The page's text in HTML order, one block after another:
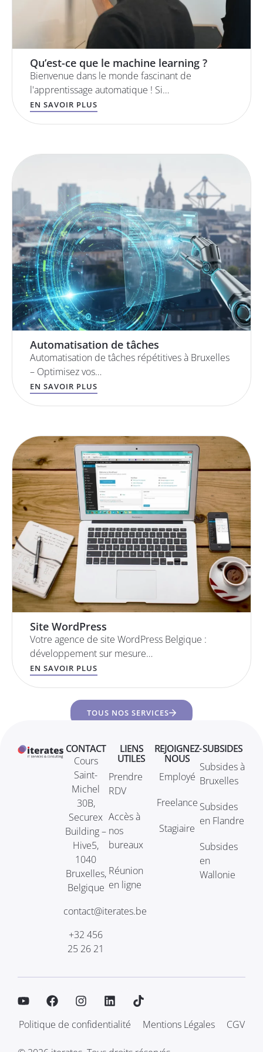
Qu’est-ce que le machine learning ?
Bienvenue dans le monde fascinant de
l'apprentissage automatique ! Si…
EN SAVOIR PLUS
Automatisation de tâches
Automatisation de tâches répétitives à Bruxelles
– Optimisez vos…
EN SAVOIR PLUS
Site WordPress
Votre agence de site WordPress Belgique :
développement sur mesure…
EN SAVOIR PLUS
TOUS NOS SERVICES
CONTACT
Cours
Saint-
Michel
30B,
Securex
Building –
Hive5,
1040
Bruxelles,
Belgique
contact@iterates.be
+32 456
25 26 21
LIENS
UTILES
Prendre
RDV
Accès à
nos
bureaux
Réunion
en ligne
REJOIGNEZ-
NOUS
Employé
Freelance
Stagiaire
SUBSIDES
Subsides à
Bruxelles
Subsides
en Flandre
Subsides
en
Wallonie
Politique de confidentialité Mentions Légales CGV